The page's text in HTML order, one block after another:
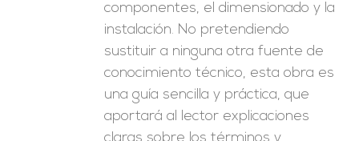
componentes, el dimensionado y la
instalación. No pretendiendo
sustituir a ninguna otra fuente de
conocimiento técnico, esta obra es
una guía sencilla y práctica, que
aportará al lector explicaciones